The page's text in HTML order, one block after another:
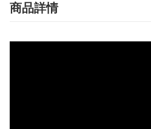
商品詳情